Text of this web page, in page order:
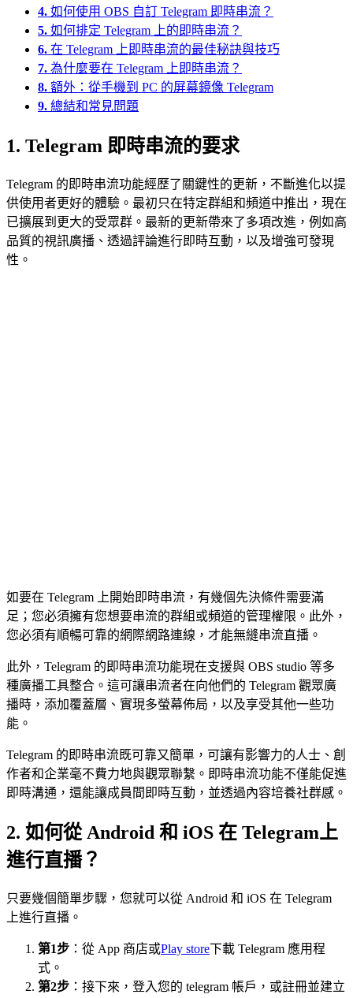
4. 如何使用 OBS 自訂 Telegram 即時串流？
5. 如何排定 Telegram 上的即時串流？
6. 在 Telegram 上即時串流的最佳秘訣與技巧
7. 為什麼要在 Telegram 上即時串流？
8. 額外：從手機到 PC 的屏幕鏡像 Telegram
9. 總結和常見問題
1. Telegram 即時串流的要求
Telegram 的即時串流功能經歷了關鍵性的更新，不斷進化以提
供使用者更好的體驗。最初只在特定群組和頻道中推出，現在
已擴展到更大的受眾群。最新的更新帶來了多項改進，例如高
品質的視訊廣播、透過評論進行即時互動，以及增強可發現
性。
如要在 Telegram 上開始即時串流，有幾個先決條件需要滿
足；您必須擁有您想要串流的群組或頻道的管理權限。此外，
您必須有順暢可靠的網際網路連線，才能無縫串流直播。
此外，Telegram 的即時串流功能現在支援與 OBS studio 等多
種廣播工具整合。這可讓串流者在向他們的 Telegram 觀眾廣
播時，添加覆蓋層、實現多螢幕佈局，以及享受其他一些功
能。
Telegram 的即時串流既可靠又簡單，可讓有影響力的人士、創
作者和企業毫不費力地與觀眾聯繫。即時串流功能不僅能促進
即時溝通，還能讓成員間即時互動，並透過內容培養社群感。
2. 如何從 Android 和 iOS 在 Telegram上
進行直播？
只要幾個簡單步驟，您就可以從 Android 和 iOS 在 Telegram
上進行直播。
第1步 ：從 App 商店或Play store下載 Telegram 應用程
式。
第2步 ：接下來，登入您的 telegram 帳戶，或註冊並建立